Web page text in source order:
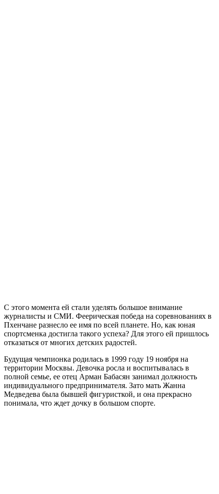
С этого момента ей стали уделять большое внимание
журналисты и СМИ. Феерическая победа на соревнованиях в
Пхенчане разнесло ее имя по всей планете. Но, как юная
спортсменка достигла такого успеха? Для этого ей пришлось
отказаться от многих детских радостей.
Будущая чемпионка родилась в 1999 году 19 ноября на
территории Москвы. Девочка росла и воспитывалась в
полной семье, ее отец Арман Бабасян занимал должность
индивидуального предпринимателя. Зато мать Жанна
Медведева была бывшей фигуристкой, и она прекрасно
понимала, что ждет дочку в большом спорте.